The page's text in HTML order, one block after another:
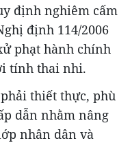
định nghiêm cấm
định 114/2006
phạt hành chính
tính thai nhi.
thiết thực, phù
dẫn nhằm nâng
nhân dân và